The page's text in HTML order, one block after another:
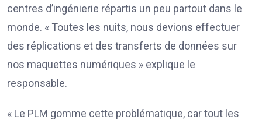
centres d’ingénierie répartis un peu partout dans le
monde. « Toutes les nuits, nous devions effectuer
des réplications et des transferts de données sur
nos maquettes numériques » explique le
responsable.
« Le PLM gomme cette problématique, car tout les